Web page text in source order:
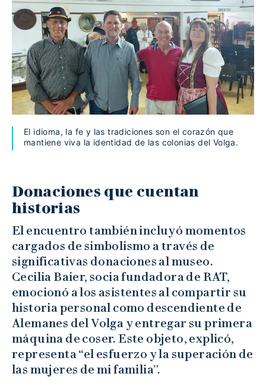
El idioma, la fe y las tradiciones son el corazón que
mantiene viva la identidad de las colonias del Volga.
Donaciones que cuentan
historias
El encuentro también incluyó momentos
cargados de simbolismo a través de
significativas donaciones al museo.
Cecilia Baier, socia fundadora de RAT,
emocionó a los asistentes al compartir su
historia personal como descendiente de
Alemanes del Volga y entregar su primera
máquina de coser. Este objeto, explicó,
representa “el esfuerzo y la superación de
las mujeres de mi familia”.